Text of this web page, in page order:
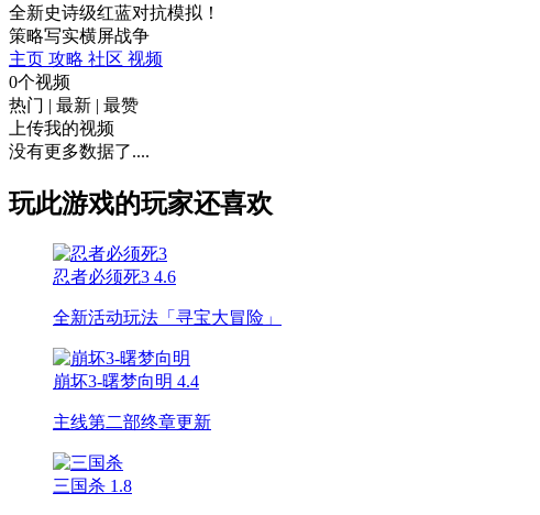
全新史诗级红蓝对抗模拟！
策略写实横屏战争
主页 攻略 社区 视频
0个视频
热门 | 最新 | 最赞
上传我的视频
没有更多数据了....
玩此游戏的玩家还喜欢
忍者必须死3 4.6
全新活动玩法「寻宝大冒险」
崩坏3-曙梦向明 4.4
主线第二部终章更新
三国杀 1.8